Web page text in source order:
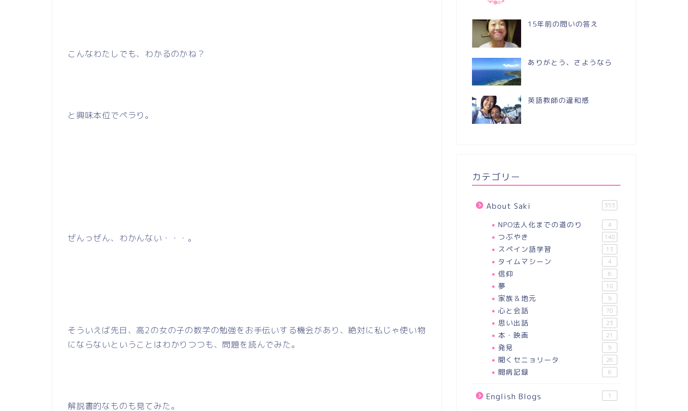
こんなわたしでも、わかるのかね？
と興味本位でペラり。
ぜんっぜん、わかんない・・・。
そういえば先日、高2の女の子の数学の勉強をお手伝いする機会があり、絶対に私じゃ使い物
にならないということはわかりつつも、問題を読んでみた。
解説書的なものも見てみた。
15年前の問いの答え
ありがとう、さようなら
英語教師の違和感
カテゴリー
About Saki 353
NPO法人化までの道のり 4
つぶやき 148
スペイン語学習 13
タイムマシーン 4
信仰 6
夢 18
家族＆地元 9
心と会話 70
思い出話 23
本・映画 21
発見 9
聞くセニョリータ 26
闘病記録 6
English Blogs 1